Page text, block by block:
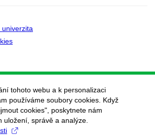
univerzita
tohoto webu a k personalizaci
používáme soubory cookies. Když
cookies", poskytnete nám
uložení, správě a analýze.